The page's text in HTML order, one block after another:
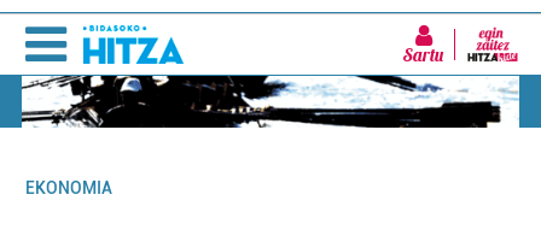
Sartu
EKONOMIA